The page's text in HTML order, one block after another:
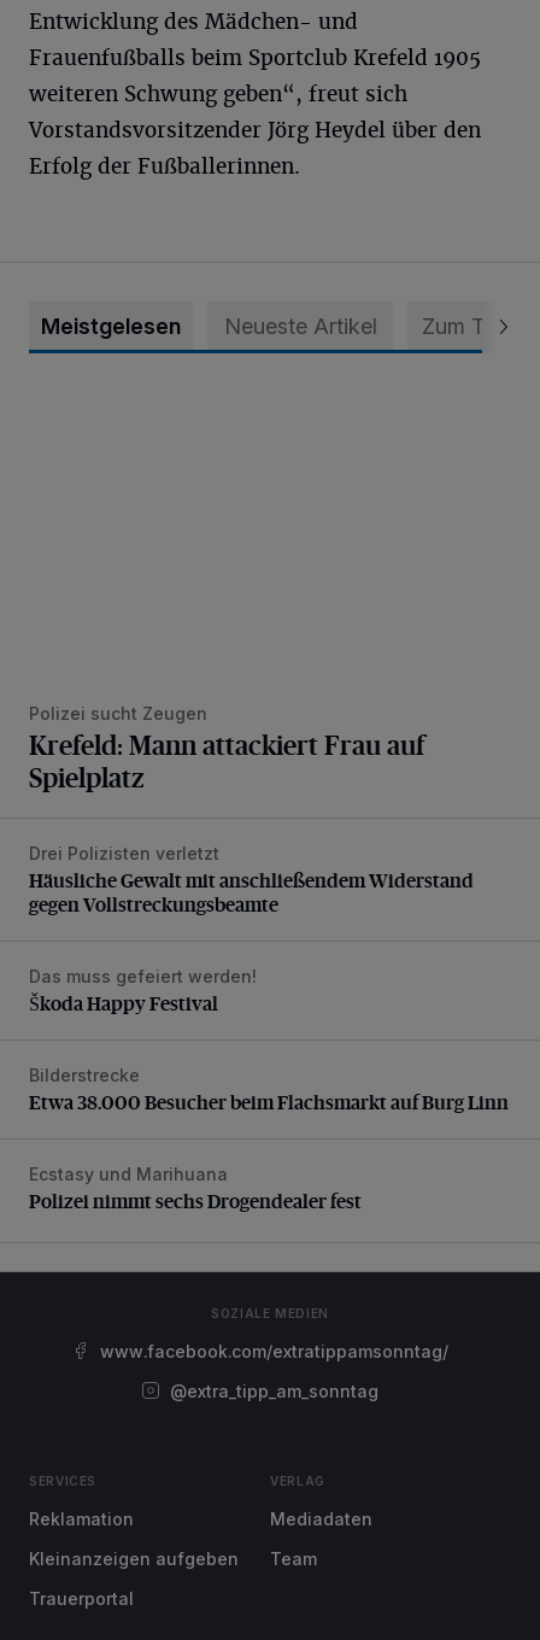
Entwicklung des Mädchen- und
Frauenfußballs beim Sportclub Krefeld 1905
weiteren Schwung geben“, freut sich
Vorstandsvorsitzender Jörg Heydel über den
Erfolg der Fußballerinnen.
Meistgelesen Neueste Artikel Zum Thema
Polizei sucht Zeugen
Krefeld: Mann attackiert Frau auf
Spielplatz
Häusliche Gewalt mit anschließendem Widerstand gegen
Drei Polizisten verletzt
Häusliche Gewalt mit anschließendem Widerstand
gegen Vollstreckungsbeamte
Škoda Happy Festival
Das muss gefeiert werden!
Škoda Happy Festival
Etwa 38.000 Besucher beim Flachsmarkt auf Burg Linn
Bilderstrecke
Etwa 38.000 Besucher beim Flachsmarkt auf Burg Linn
Polizei nimmt sechs Drogendealer fest
Ecstasy und Marihuana
Polizei nimmt sechs Drogendealer fest
SOZIALE MEDIEN
www.facebook.com/extratippamsonntag/
@extra_tipp_am_sonntag
SERVICES
Reklamation
Kleinanzeigen aufgeben
Trauerportal
VERLAG
Mediadaten
Team